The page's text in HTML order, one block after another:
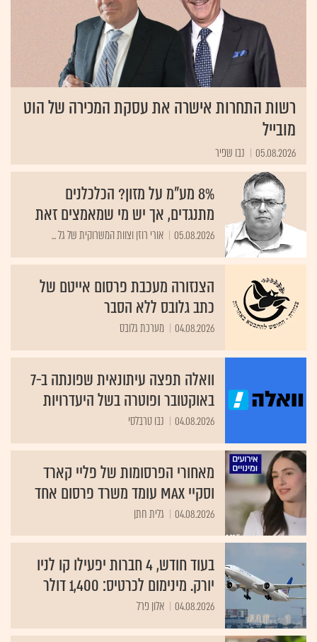
רשות התחרות אישרה את עסקת המכירה של הוט
מובייל
05.08.2026 נבו שפיר
8% מע"מ על מזון? הכלכלנים
מתנגדים, אך יש מי שמאמצים זאת
05.08.2026 אורי רוזן וצוות המשרוקית של גל ...
הצנזורה מעכבת פרסום אייטם של
כתב גלובס ללא הסבר
04.08.2026 מערכת גלובס
וואלה תפצה עיתונאית שפונתה ב-7
באוקטובר ופוטרה בשל היעדרויות
04.08.2026 נבו טרבלסי
מאחורי הפרסומות של פליי קארד
וסקיי MAX עומד משרד פרסום אחד
04.08.2026 גלית חתן
בעוד חודש, 4 חברות יפעילו קו לניו
יורק. מינימום לכרטיס: 1,400 דולר
04.08.2026 אלון פרל